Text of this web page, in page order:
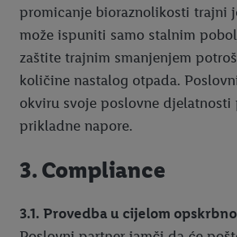
promicanje bioraznolikosti trajni
može ispuniti samo stalnim
zaštite trajnim smanjenjem
količine nastalog otpada.
okviru svoje poslovne djelatnosti
prikladne napore.
3. Compliance
3.1. Provedba u cijelom